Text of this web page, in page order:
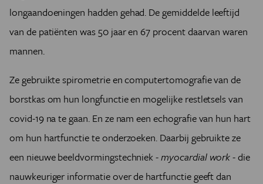
longaandoeningen hadden gehad. De gemiddelde leeftijd
van de patiënten was 50 jaar en 67 procent daarvan waren
mannen.
Ze gebruikte spirometrie en computertomografie van de
borstkas om hun longfunctie en mogelijke restletsels van
covid-19 na te gaan. En ze nam een echografie van hun hart
om hun hartfunctie te onderzoeken. Daarbij gebruikte ze
een nieuwe beeldvormingstechniek-myocardial work-die
nauwkeuriger informatie over de hartfunctie geeft dan